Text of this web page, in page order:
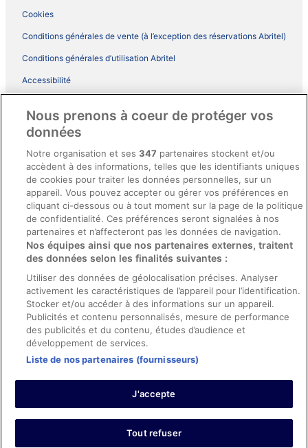
Cookies
Conditions générales de vente (à l’exception des réservations Abritel)
Conditions générales d’utilisation Abritel
Accessibilité
Conditions générales du programme BONUS+ d’ebookers
Directives de contenu et signalement de contenus
Aide
Soutien
Annuler votre réservation d’hôtel ou de propriété de vacances
Échéances de remboursement
Utiliser un coupon ebookers
Electron, CartaSi, Carte Bleue, PayPal et Eurocard.
© 2026 Expedia, Inc., une entreprise d’Expedia Group. Tous droits
réservés. ebookers et le logo ebookers sont des marques
commerciales ou des marques déposées d’Expedia, Inc.
Nous prenons à coeur de protéger vos
données
Notre organisation et ses347 partenaires stockent et/ou
accèdent à des informations, telles que les identifiants uniques
de cookies pour traiter les données personnelles, sur un
appareil. Vous pouvez accepter ou gérer vos préférences en
cliquant ci-dessous ou à tout moment sur la page de la politique
de confidentialité. Ces préférences seront signalées à nos
partenaires et n’affecteront pas les données de navigation.
Nos équipes ainsi que nos partenaires externes, traitent
des données selon les finalités suivantes :
Utiliser des données de géolocalisation précises. Analyser
activement les caractéristiques de l’appareil pour l’identification.
Stocker et/ou accéder à des informations sur un appareil.
Publicités et contenu personnalisés, mesure de performance
des publicités et du contenu, études d’audience et
développement de services.
Liste de nos partenaires (fournisseurs)
J'accepte
Tout refuser